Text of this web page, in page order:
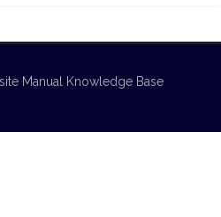
Manual Knowledge Base